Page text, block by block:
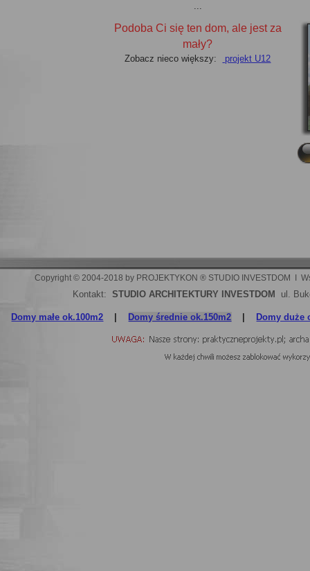
...
Podoba Ci się ten dom, ale jest za
mały?
Zobacz nieco większy: projekt U12
Copyright © 2004-2018 by PROJEKTYKON ® STUDIO INVESTDOM  I
Kontakt: STUDIO ARCHITEKTURY INVESTDOM ul.
Domy małe ok.100m2 Domy średnie ok.150m2 Domy duże